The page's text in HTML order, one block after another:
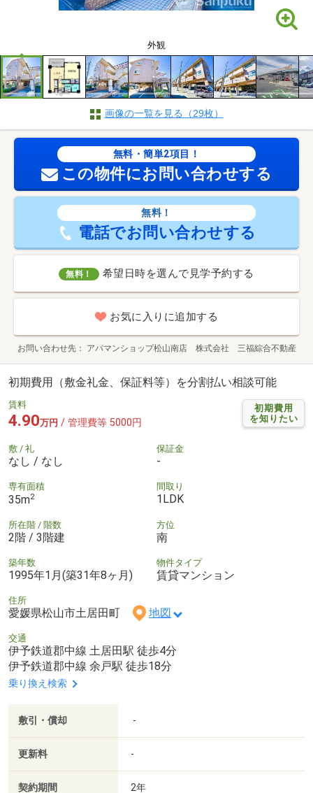
外観
画像の一覧を見る（29枚）
無料・簡単2項目！
この物件にお問い合わせする
無料！
電話でお問い合わせする
無料！ 希望日時を選んで見学予約する
お気に入りに追加する
お問い合わせ先 アパマンショップ松山南店 株式会社 三福綜合不動産
初期費用（敷金礼金、保証料等）を分割払い相談可能
初期費用
を知りたい
賃料
4.90万円 / 管理費等 5000円
敷 / 礼
なし / なし
保証金
-
専有面積
35m2
間取り
1LDK
所在階 / 階数
2階 / 3階建
方位
南
築年数
1995年1月(築31年8ヶ月)
物件タイプ
賃貸マンション
住所
愛媛県松山市土居田町 地図
交通
伊予鉄道郡中線 土居田駅 徒歩4分
伊予鉄道郡中線 余戸駅 徒歩18分
乗り換え検索
敷引・償却 -
更新料 -
契約期間 2年